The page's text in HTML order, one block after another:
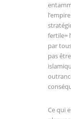
fertile=
par
pas
Ce qui